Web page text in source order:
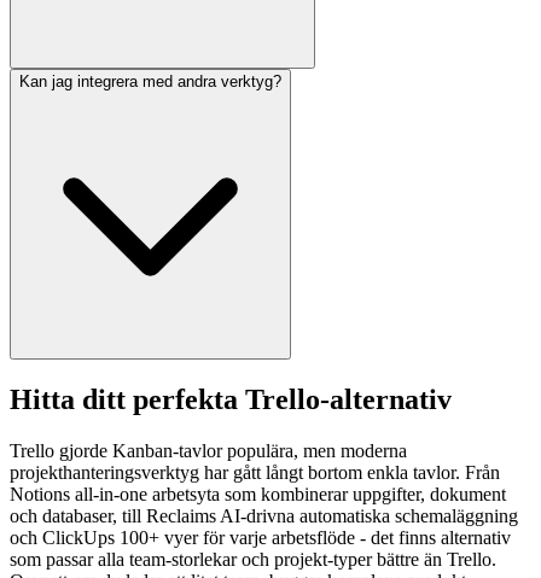
Kan jag integrera med andra verktyg?
Hitta ditt perfekta Trello-alternativ
Trello gjorde Kanban-tavlor populära, men moderna
projekthanteringsverktyg har gått långt bortom enkla tavlor. Från
Notions all-in-one arbetsyta som kombinerar uppgifter, dokument
och databaser, till Reclaims AI-drivna automatiska schemaläggning
och ClickUps 100+ vyer för varje arbetsflöde - det finns alternativ
som passar alla team-storlekar och projekt-typer bättre än Trello.